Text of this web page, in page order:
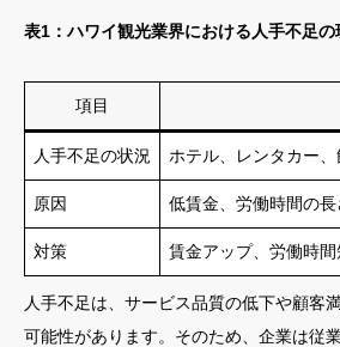
表1：ハワイ観光業界における人手不足の
項目
人手不足の状況 ホテル、レンタカー
原因 低賃金、労働時間の
対策 賃金アップ、労働時
人手不足は、サービス品質の低下や顧客
可能性があります。そのため、企業は従